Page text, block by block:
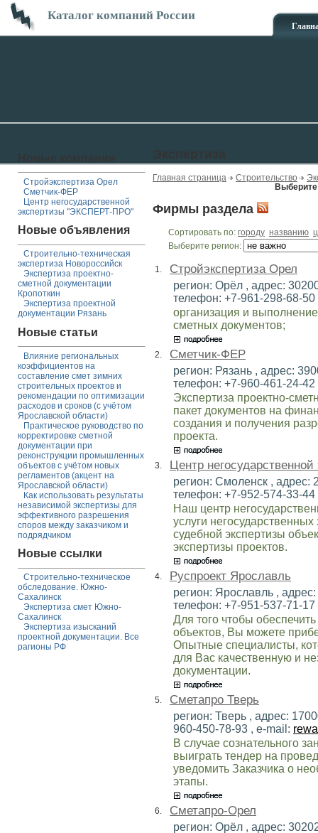
Каталог компаний России
Стройэкспертиза Орел
Сметчик-ФЕР
Центр негосударственной
экспертизы "ЭКСПЕРТ-ПРО"
Новые объявления
Строительно-техническая
экспертиза Новороссийск
Экспертиза проектно-
сметной документации
Кропоткин
Экспертиза проектной
документации Рязань
Новые статьи
Влияние региональных
коэффициентов на
составление смет зимних
строительных проектов и
рекомендации по оптимизации
расходов и сроков (с учётом
Ярославской области)
Практическое руководство по
корректировке сметной
документации при
реконструкции промышленных
объектов с учётом новых
регламентов (акцент на
Ярославской области)
Как использовать результаты
независимой экспертизы для
эффективного разрешения
споров между заказчиком и
подрядчиком
Новые ссылки
Строительно-техническое
обследование. Южно-
Сахалинск
Экспертиза смет Южно-
Сахалинск
Экспертиза изысканий
проектной документации. Все
рагионы РФ
Главная страница Строительство
Фирмы раздела
Сортировать по: городу названию
Выберите регион:
1. Стройэкспертиза Орел
регион: Орёл , адрес:
телефон: +7-961-298-68-
организация и
сметных документов;
2. Сметчик-ФЕР
регион: Рязань , адрес:
телефон: +7-960-461-24-
Экспертиза проектно-
пакет документов на
создания и получения
проекта.
3. Центр
регион: Смоленск , адрес:
телефон: +7-952-574-33-
Наш центр
услуги
судебной экспертизы
экспертизы проектов.
4. Руспроект Ярославль
регион: Ярославль ,
телефон: +7-951-537-71-
Для того чтобы
объектов, Вы можете
Опытные специалисты,
для Вас качественную и
документации.
5. Сметапро Тверь
регион: Тверь , адрес:
960-450-78-93 , e-mail:
В случае сознательного
выиграть тендер на
уведомить Заказчика о
этапы.
6. Сметапро-Орел
регион: Орёл , адрес: